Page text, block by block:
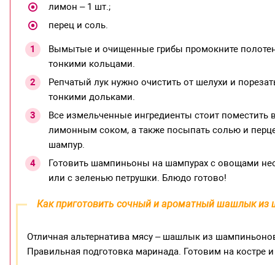
лимон – 1 шт.;
перец и соль.
Вымытые и очищенные грибы промокните
тонкими кольцами.
Репчатый лук нужно очистить от шелухи и
тонкими дольками.
Все измельченные ингредиенты стоит
лимонным соком, а также посыпать солью и
шампур.
Готовить шампиньоны на шампурах с овощами
или с зеленью петрушки. Блюдо готово!
Как приготовить сочный и ароматный шашлык из
Отличная альтернатива мясу – шашлык из
Правильная подготовка маринада. Готовим на костре и